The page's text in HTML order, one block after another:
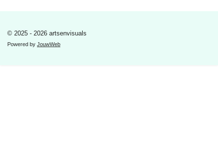
© 2025 - 2026 artsenvisuals
Powered by JouwWeb